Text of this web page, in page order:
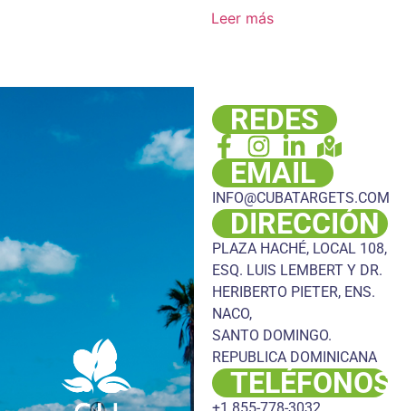
Leer más
REDES
EMAIL
INFO@CUBATARGETS.COM
DIRECCIÓN
PLAZA HACHÉ, LOCAL 108,
ESQ. LUIS LEMBERT Y DR.
HERIBERTO PIETER, ENS.
NACO,
SANTO DOMINGO.
REPUBLICA DOMINICANA
TELÉFONOS